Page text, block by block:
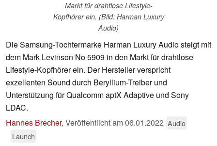
Markt für drahtlose Lifestyle-
Kopfhörer ein. (Bild: Harman Luxury
Audio)
Die Samsung-Tochtermarke Harman Luxury Audio steigt mit
dem Mark Levinson No 5909 in den Markt für drahtlose
Lifestyle-Kopfhörer ein. Der Hersteller verspricht
exzellenten Sound durch Beryllium-Treiber und
Unterstützung für Qualcomm aptX Adaptive und Sony
LDAC.
Hannes Brecher, Veröffentlicht am06.01.2022 Audio
Launch